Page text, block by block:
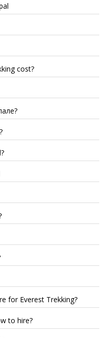
cost?
for Everest Trekking?
to hire?